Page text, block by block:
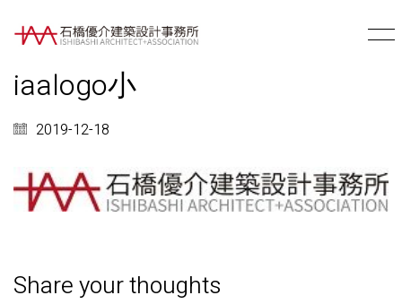
iaalogo小
2019-12-18
Share your thoughts